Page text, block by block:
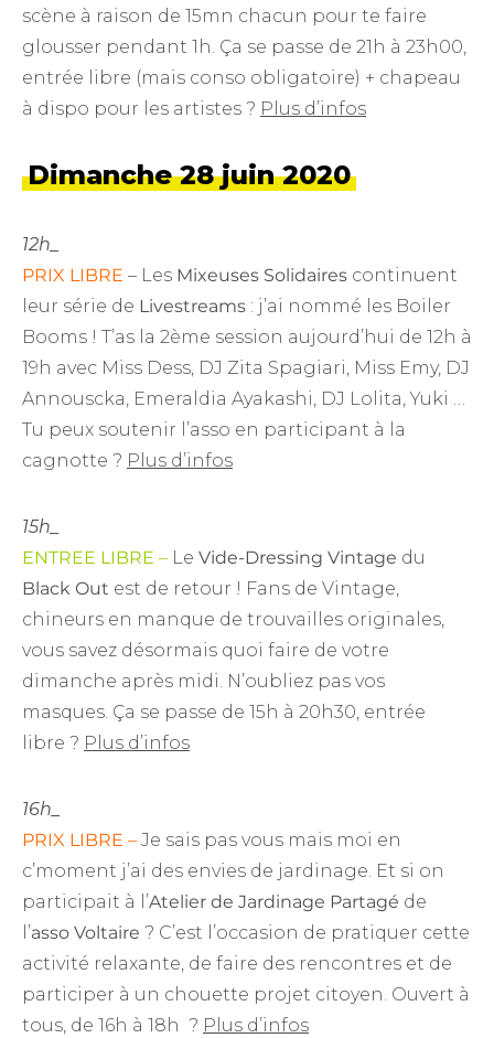
scène à raison de 15mn chacun pour te faire
glousser pendant 1h. Ça se passe de 21h à 23h00,
entrée libre (mais conso obligatoire) + chapeau
à dispo pour les artistes ? Plus d’infos
Dimanche 28 juin 2020
12h_
PRIX LIBRE – Les Mixeuses Solidaires continuent
leur série de Livestreams : j’ai nommé les Boiler
Booms ! T’as la 2ème session aujourd’hui de 12h à
19h avec Miss Dess, DJ Zita Spagiari, Miss Emy, DJ
Annouscka, Emeraldia Ayakashi, DJ Lolita, Yuki …
Tu peux soutenir l’asso en participant à la
cagnotte ? Plus d’infos
15h_
ENTREE LIBRE – Le Vide-Dressing Vintage du
Black Out est de retour ! Fans de Vintage,
chineurs en manque de trouvailles originales,
vous savez désormais quoi faire de votre
dimanche après midi. N’oubliez pas vos
masques. Ça se passe de 15h à 20h30, entrée
libre ? Plus d’infos
16h_
PRIX LIBRE – Je sais pas vous mais moi en
c’moment j’ai des envies de jardinage. Et si on
participait à l’Atelier de Jardinage Partagé de
l’asso Voltaire ? C’est l’occasion de pratiquer cette
activité relaxante, de faire des rencontres et de
participer à un chouette projet citoyen. Ouvert à
tous, de 16h à 18h ? Plus d’infos